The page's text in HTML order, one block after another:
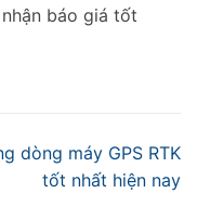
báo giá tốt
dòng máy GPS RTK
tốt nhất hiện nay